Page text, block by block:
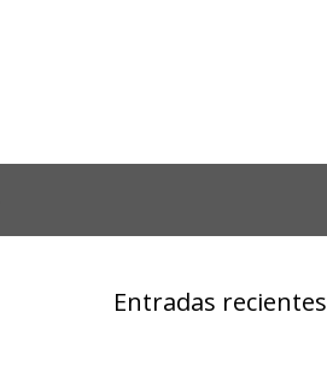
Entradas recientes